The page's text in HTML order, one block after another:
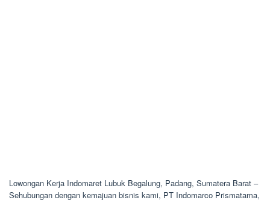
Lowongan Kerja Indomaret Lubuk Begalung, Padang, Sumatera Barat –
Sehubungan dengan kemajuan bisnis kami, PT Indomarco Prismatama,